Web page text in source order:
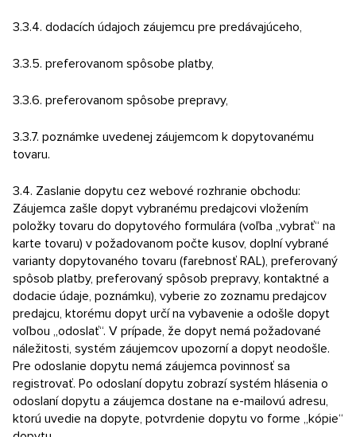
3.3.4. dodacích údajoch záujemcu pre predávajúceho,
3.3.5. preferovanom spôsobe platby,
3.3.6. preferovanom spôsobe prepravy,
3.3.7. poznámke uvedenej záujemcom k dopytovanému
tovaru.
3.4. Zaslanie dopytu cez webové rozhranie obchodu:
Záujemca zašle dopyt vybranému predajcovi vložením
položky tovaru do dopytového formulára (voľba „vybrať“ na
karte tovaru) v požadovanom počte kusov, doplní vybrané
varianty dopytovaného tovaru (farebnosť RAL), preferovaný
spôsob platby, preferovaný spôsob prepravy, kontaktné a
dodacie údaje, poznámku), vyberie zo zoznamu predajcov
predajcu, ktorému dopyt určí na vybavenie a odošle dopyt
voľbou „odoslať“. V prípade, že dopyt nemá požadované
náležitosti, systém záujemcov upozorní a dopyt neodošle.
Pre odoslanie dopytu nemá záujemca povinnosť sa
registrovať. Po odoslaní dopytu zobrazí systém hlásenia o
odoslaní dopytu a záujemca dostane na e-mailovú adresu,
ktorú uvedie na dopyte, potvrdenie dopytu vo forme „kópie“